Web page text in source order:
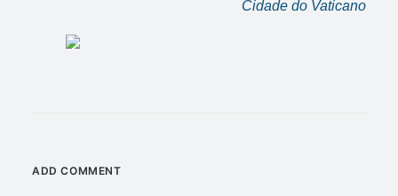
Cidade do Vaticano
ADD COMMENT